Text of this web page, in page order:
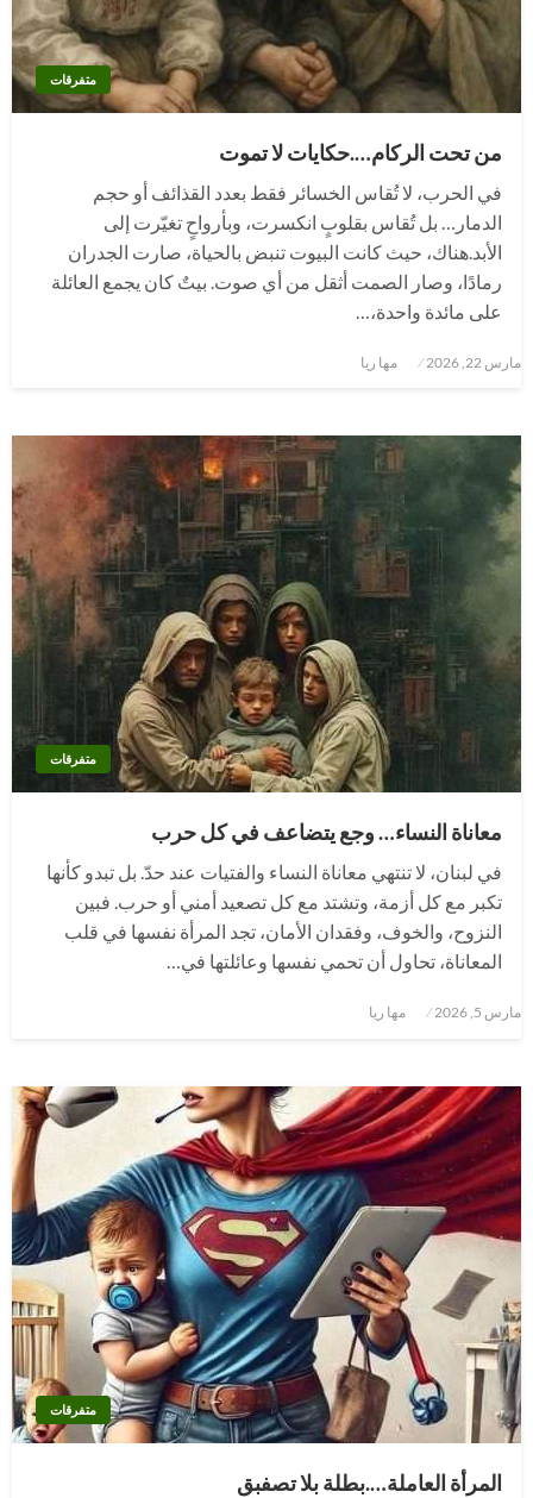
متفرقات
من تحت الركام….حكايات لا تموت
في الحرب، لا تُقاس الخسائر فقط بعدد القذائف أو حجم
الدمار… بل تُقاس بقلوبٍ انكسرت، وبأرواحٍ تغيّرت إلى
الأبد.هناك، حيث كانت البيوت تنبض بالحياة، صارت الجدران
رمادًا، وصار الصمت أثقل من أي صوت. بيتٌ كان يجمع العائلة
على مائدة واحدة،…
نُشر
مارس 22, 2026 مها ريا
متفرقات
معاناة النساء… وجع يتضاعف في كل حرب
في لبنان، لا تنتهي معاناة النساء والفتيات عند حدّ. بل تبدو كأنها
تكبر مع كل أزمة، وتشتد مع كل تصعيد أمني أو حرب. فبين
النزوح، والخوف، وفقدان الأمان، تجد المرأة نفسها في قلب
المعاناة، تحاول أن تحمي نفسها وعائلتها في…
نُشر
مارس 5, 2026 مها ريا
متفرقات
المرأة العاملة….بطلة بلا تصفبق